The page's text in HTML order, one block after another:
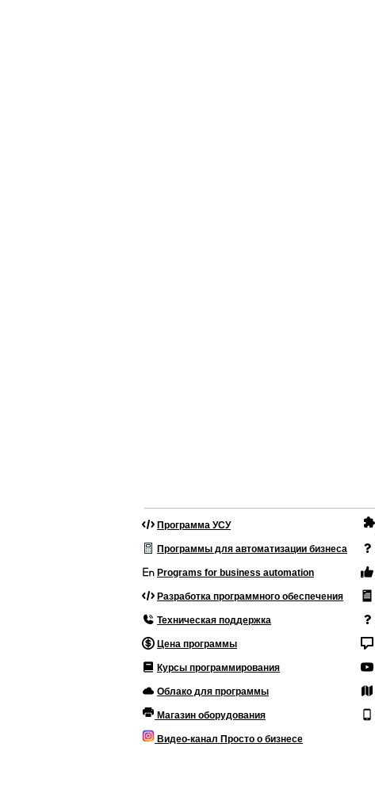
Программа УСУ
Программы для автоматизации бизнеса
Programs for business automation
Разработка программного обеспечения
Техническая поддержка
Цена программы
Курсы программирования
Облако для программы
Магазин оборудования
Видео-канал Просто о бизнесе